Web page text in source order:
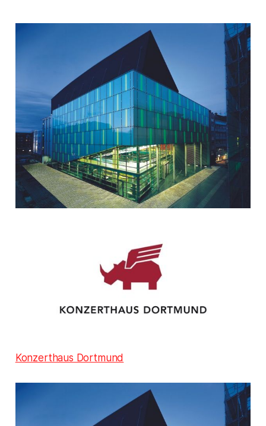
Konzerthaus Dortmund